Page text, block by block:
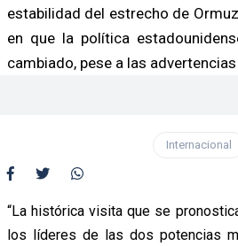
estabilidad del estrecho de
en que la política
cambiado, pese a las
Internacional
“La histórica visita que se
los líderes de las dos potencias